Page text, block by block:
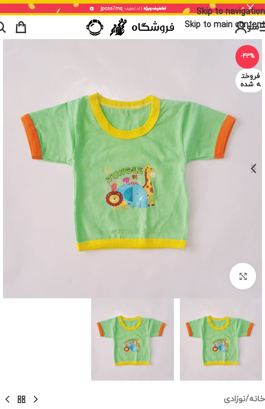
Skip to navigation
Skip to main content
منو
-43%
فروخت
ه شده
برای بزرگنمایی کلیک کنید
خانه/نوزادی